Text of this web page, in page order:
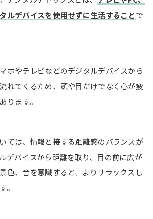
ルデバイスを使用せずに生活することで
ホやテレビなどのデジタルデバイスから
れてくるため、頭や目だけでなく心が疲
ります。
ては、情報と接する距離感のバランスが
デバイスから距離を取り、目の前に広が
色、音を意識すると、よりリラックスし
。